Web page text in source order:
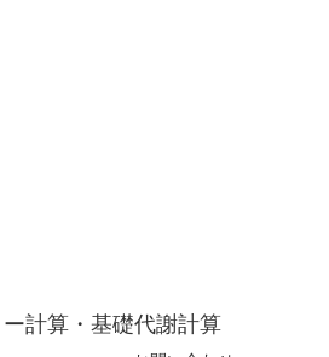
計算・基礎代謝計算